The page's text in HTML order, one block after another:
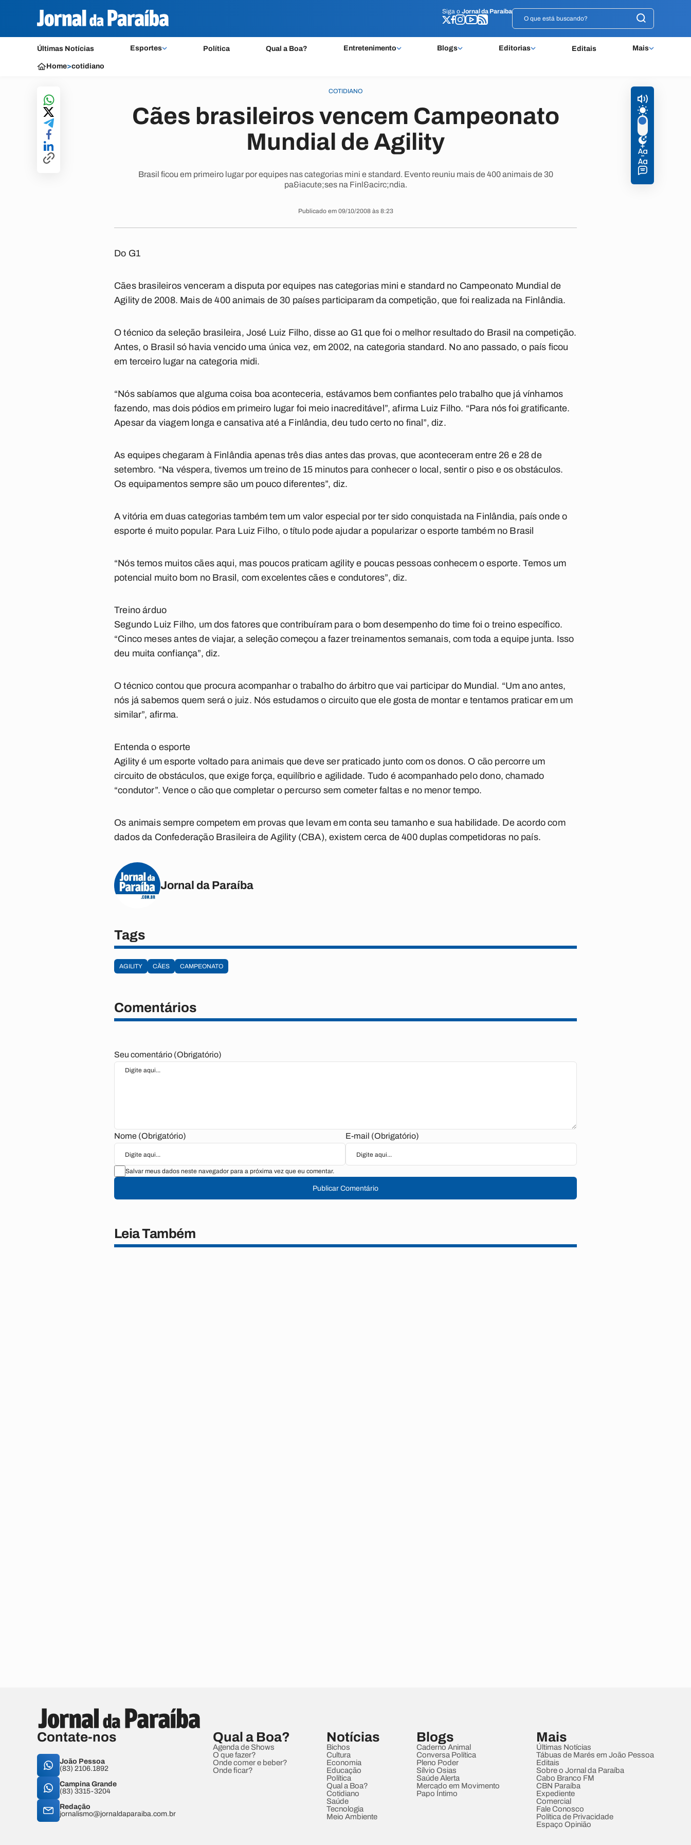
Siga o Jornal da Paraíba
Últimas Notícias Esportes Política Qual a Boa? Entretenimento Blogs Editorias Editais Mais
Siga o Jornal da Paraíba
Home>cotidiano
COTIDIANO
Cães brasileiros vencem Campeonato
Mundial de Agility
Brasil ficou em primeiro lugar por equipes nas categorias mini e standard. Evento reuniu mais de 400 animais de 30
pa&iacute;ses na Finl&acirc;ndia.
Publicado em 09/10/2008 às 8:23
Do G1
Cães brasileiros venceram a disputa por equipes nas categorias mini e standard no Campeonato Mundial de
Agility de 2008. Mais de 400 animais de 30 países participaram da competição, que foi realizada na Finlândia.
O técnico da seleção brasileira, José Luiz Filho, disse ao G1 que foi o melhor resultado do Brasil na competição.
Antes, o Brasil só havia vencido uma única vez, em 2002, na categoria standard. No ano passado, o país ficou
em terceiro lugar na categoria midi.
“Nós sabíamos que alguma coisa boa aconteceria, estávamos bem confiantes pelo trabalho que já vínhamos
fazendo, mas dois pódios em primeiro lugar foi meio inacreditável”, afirma Luiz Filho. “Para nós foi gratificante.
Apesar da viagem longa e cansativa até a Finlândia, deu tudo certo no final”, diz.
As equipes chegaram à Finlândia apenas três dias antes das provas, que aconteceram entre 26 e 28 de
setembro. “Na véspera, tivemos um treino de 15 minutos para conhecer o local, sentir o piso e os obstáculos.
Os equipamentos sempre são um pouco diferentes”, diz.
A vitória em duas categorias também tem um valor especial por ter sido conquistada na Finlândia, país onde o
esporte é muito popular. Para Luiz Filho, o título pode ajudar a popularizar o esporte também no Brasil
“Nós temos muitos cães aqui, mas poucos praticam agility e poucas pessoas conhecem o esporte. Temos um
potencial muito bom no Brasil, com excelentes cães e condutores”, diz.
Treino árduo
Segundo Luiz Filho, um dos fatores que contribuíram para o bom desempenho do time foi o treino específico.
“Cinco meses antes de viajar, a seleção começou a fazer treinamentos semanais, com toda a equipe junta. Isso
deu muita confiança”, diz.
O técnico contou que procura acompanhar o trabalho do árbitro que vai participar do Mundial. “Um ano antes,
nós já sabemos quem será o juiz. Nós estudamos o circuito que ele gosta de montar e tentamos praticar em um
similar”, afirma.
Entenda o esporte
Agility é um esporte voltado para animais que deve ser praticado junto com os donos. O cão percorre um
circuito de obstáculos, que exige força, equilíbrio e agilidade. Tudo é acompanhado pelo dono, chamado
“condutor”. Vence o cão que completar o percurso sem cometer faltas e no menor tempo.
Os animais sempre competem em provas que levam em conta seu tamanho e sua habilidade. De acordo com
dados da Confederação Brasileira de Agility (CBA), existem cerca de 400 duplas competidoras no país.
Jornal da Paraíba
Tags
AGILITY CÃES CAMPEONATO
Comentários
Seu comentário (Obrigatório)
Nome (Obrigatório) E-mail (Obrigatório)
Salvar meus dados neste navegador para a próxima vez que eu comentar.
Publicar Comentário
Leia Também
Contate-nos
João Pessoa
(83) 2106.1892
Campina Grande
(83) 3315-3204
Redação
jornalismo@jornaldaparaiba.com.br
Qual a Boa?
Agenda de Shows
O que fazer?
Onde comer e beber?
Onde ficar?
Notícias
Bichos
Cultura
Economia
Educação
Política
Qual a Boa?
Cotidiano
Saúde
Tecnologia
Meio Ambiente
Blogs
Caderno Animal
Conversa Política
Pleno Poder
Sílvio Osias
Saúde Alerta
Mercado em Movimento
Papo Íntimo
Mais
Últimas Notícias
Tábuas de Marés em João Pessoa
Editais
Sobre o Jornal da Paraíba
Cabo Branco FM
CBN Paraíba
Expediente
Comercial
Fale Conosco
Política de Privacidade
Espaço Opinião